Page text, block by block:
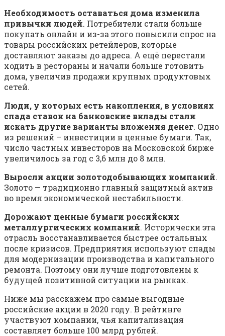
Необходимость оставаться дома изменила
привычки людей. Потребители стали больше
покупать онлайн и из-за этого повысили спрос на
товары российских ретейлеров, которые
доставляют заказы до адреса. А ещё перестали
ходить в рестораны и начали больше готовить
дома, увеличив продажи крупных продуктовых
сетей.
Люди, у которых есть накопления, в условиях
спада ставок на банковские вклады стали
искать другие варианты вложения денег. Одно
из решений – инвестиции в ценные бумаги. Так,
число частных инвесторов на Московской бирже
увеличилось за год с 3,6 млн до 8 млн.
Выросли акции золотодобывающих компаний.
Золото — традиционно главный защитный актив
во время экономической нестабильности.
Дорожают ценные бумаги российских
металлургических компаний. Исторически эта
отрасль восстанавливается быстрее остальных
после кризисов. Предприятия используют спады
для модернизации производства и капитального
ремонта. Поэтому они лучше подготовлены к
будущей позитивной ситуации на рынках.
Ниже мы расскажем про самые выгодные
российские акции в 2020 году. В рейтинге
участвуют компании, чья капитализация
составляет больше 100 млрд рублей.